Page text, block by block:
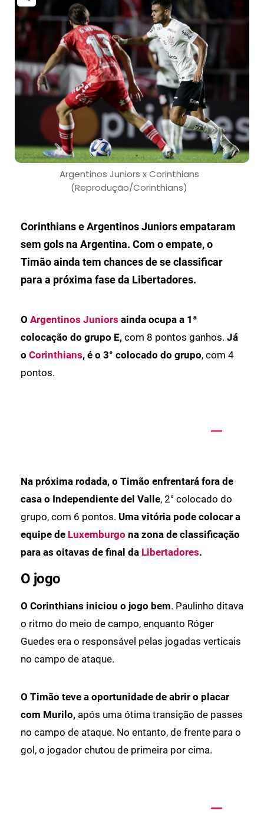
Argentinos Juniors x Corinthians
(Reprodução/Corinthians)
Corinthians e Argentinos Juniors empataram
sem gols na Argentina. Com o empate, o
Timão ainda tem chances de se classificar
para a próxima fase da Libertadores.
O Argentinos Juniors ainda ocupa a 1ª
colocação do grupo E, com 8 pontos ganhos. Já
o Corinthians, é o 3° colocado do grupo, com 4
pontos.
Na próxima rodada, o Timão enfrentará fora de
casa o Independiente del Valle, 2° colocado do
grupo, com 6 pontos. Uma vitória pode colocar a
equipe de Luxemburgo na zona de classificação
para as oitavas de final da Libertadores.
O jogo
O Corinthians iniciou o jogo bem. Paulinho ditava
o ritmo do meio de campo, enquanto Róger
Guedes era o responsável pelas jogadas verticais
no campo de ataque.
O Timão teve a oportunidade de abrir o placar
com Murilo, após uma ótima transição de passes
no campo de ataque. No entanto, de frente para o
gol, o jogador chutou de primeira por cima.